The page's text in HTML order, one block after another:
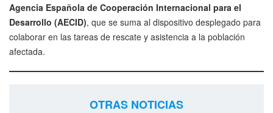
Agencia Española de Cooperación Internacional para el
Desarrollo (AECID), que se suma al dispositivo desplegado para
colaborar en las tareas de rescate y asistencia a la población
afectada.
OTRAS NOTICIAS